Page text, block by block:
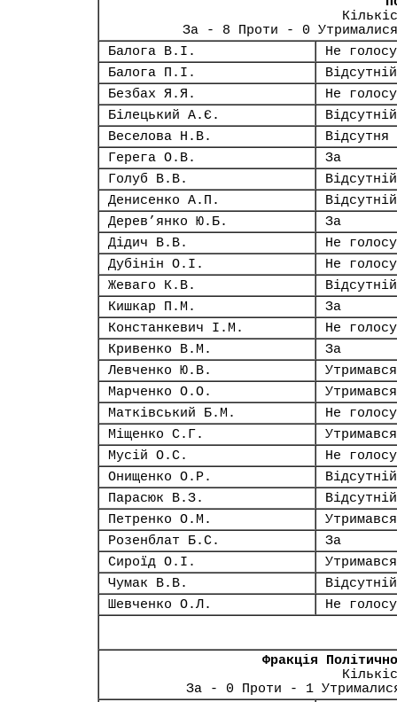
За - 8 Проти - 0
Балога В.І.
Не
Балога П.І.
Відсутній
Безбах Я.Я.
Не
Білецький А.Є.
Відсутній
Веселова Н.В.
Відсутня
Герега О.В.
За
Голуб В.В.
Відсутній
Денисенко А.П.
Відсутній
Дерев’янко Ю.Б.
За
Дідич В.В.
Не
Дубінін О.І.
Не
Жеваго К.В.
Відсутній
Кишкар П.М.
За
Констанкевич І.М.
Не
Кривенко В.М.
За
Левченко Ю.В.
Утримався
Марченко О.О.
Утримався
Матківський Б.М.
Не
Міщенко С.Г.
Утримався
Мусій О.С.
Не
Онищенко О.Р.
Відсутній
Парасюк В.З.
Відсутній
Петренко О.М.
Утримався
Розенблат Б.С.
За
Сироїд О.І.
Утримався
Чумак В.В.
Відсутній
Шевченко О.Л.
Не
Фракція
За - 0 Проти - 1